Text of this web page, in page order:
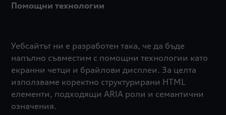
Помощни технологии
Уебсайтът ни е разработен така, че да бъде
напълно съвместим с помощни технологии като
екранни четци и брайлови дисплеи. За целта
използваме коректно структурирани HTML
елементи, подходящи ARIA роли и семантични
означения.